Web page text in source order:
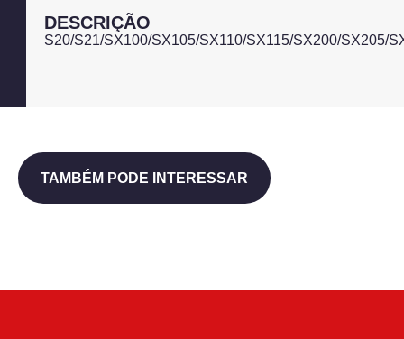
DESCRIÇÃO
S20/S21/SX100/SX105/SX110/SX115/SX200/SX205/
TAMBÉM PODE INTERESSAR